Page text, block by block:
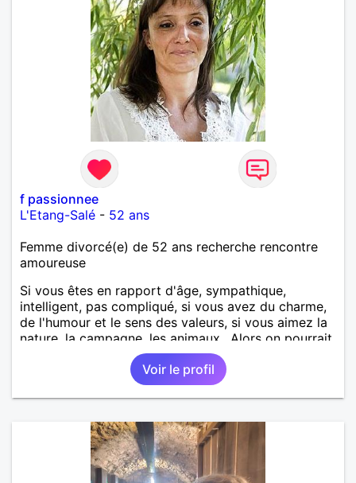
f passionnee
L'Etang-Salé - 52 ans
Femme divorcé(e) de 52 ans recherche rencontre
amoureuse
Si vous êtes en rapport d'âge, sympathique,
intelligent, pas compliqué, si vous avez du charme,
de l'humour et le sens des valeurs, si vous aimez la
nature, la campagne, les animaux.. Alors on pourrait
s'entendre, du coup n'hésitez pas à me contacter.
Voir le profil